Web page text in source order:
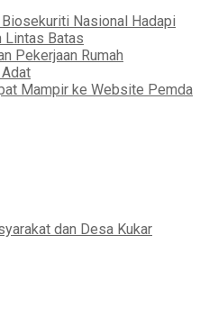
Biosekuriti Nasional Hadapi
Lintas Batas
Pekerjaan Rumah
Mampir ke Website Pemda
dan Desa Kukar